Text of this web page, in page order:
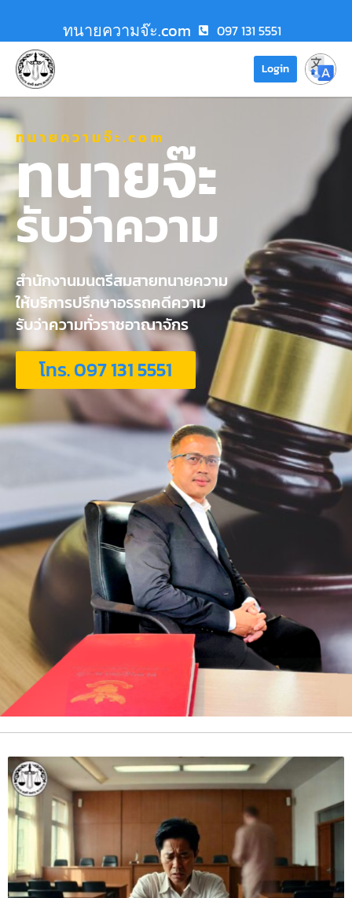
ทนายความจ๊ะ.com 097 131 5551
Login
ทนายความจ๊ะ.com
ทนายจ๊ะ
รับว่าความ
สำนักงานมนตรีสมสายทนายความ
ให้บริการปรึกษาอรรถคดีความ
รับว่าความทั่วราชอาณาจักร
โทร. 097 131 5551